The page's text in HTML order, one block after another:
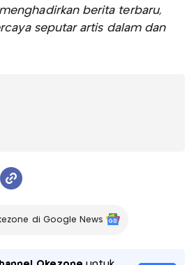
berita terbaru,
seputar artis dalam dan
di Google News